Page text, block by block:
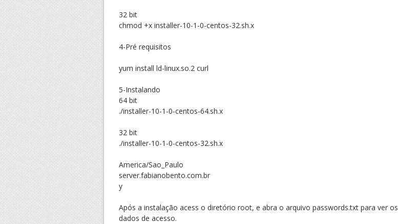
32 bit
chmod +x installer-10-1-0-centos-32.sh.x
4-Pré requisitos
yum install ld-linux.so.2 curl
5-Instalando
64 bit
./installer-10-1-0-centos-64.sh.x
32 bit
./installer-10-1-0-centos-32.sh.x
America/Sao_Paulo
server.fabianobento.com.br
y
Após a instalação acess o diretório root, e abra o arquivo passwords.txt para ver os
dados de acesso.